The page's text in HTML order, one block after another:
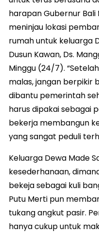
harapan Gubernur Bali
meninjau lokasi
rumah untuk keluarga
Dusun Kawan, Ds.
Minggu (24/7).
malas, jangan berpikir
dibantu pemerintah
harus dipakai sebagai
bekerja membangun
yang sangat peduli
Keluarga Dewa Made
kesederhanaan,
bekeja sebagai kuli
Putu Merti pun
tukang angkut pasir.
hanya cukup untuk